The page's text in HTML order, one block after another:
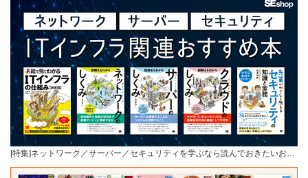
[特集]ネットワーク／サーバー／セキュリティを学ぶなら読んでおきたいお…